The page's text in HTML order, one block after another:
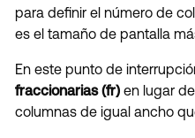
para definir el número de
es el tamaño de pantalla
En este punto de
fraccionarias (fr) en lugar
columnas de igual ancho